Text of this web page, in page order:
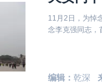
11月2日，为悼念
念李克强同志，
编辑： 乾深